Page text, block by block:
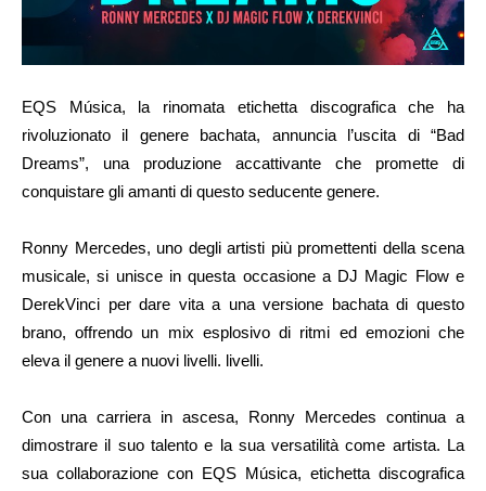
EQS Música, la rinomata etichetta discografica che ha
rivoluzionato il genere bachata, annuncia l’uscita di “Bad
Dreams”, una produzione accattivante che promette di
conquistare gli amanti di questo seducente genere.
Ronny Mercedes, uno degli artisti più promettenti della scena
musicale, si unisce in questa occasione a DJ Magic Flow e
DerekVinci per dare vita a una versione bachata di questo
brano, offrendo un mix esplosivo di ritmi ed emozioni che
eleva il genere a nuovi livelli. livelli.
Con una carriera in ascesa, Ronny Mercedes continua a
dimostrare il suo talento e la sua versatilità come artista. La
sua collaborazione con EQS Música, etichetta discografica